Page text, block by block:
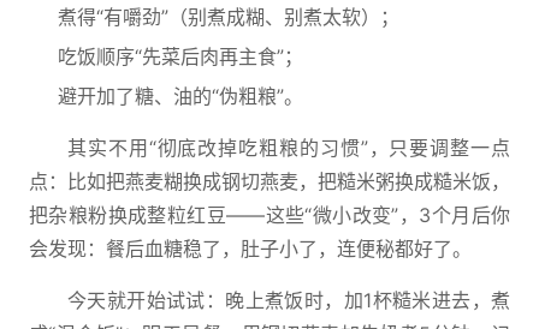
煮得“有嚼劲”（别煮成糊、别煮太软）；
吃饭顺序“先菜后肉再主食”；
避开加了糖、油的“伪粗粮”。
其实不用“彻底改掉吃粗粮的习惯”，只要调整一点
点：比如把燕麦糊换成钢切燕麦，把糙米粥换成糙米饭，
把杂粮粉换成整粒红豆——这些“微小改变”，3个月后你
会发现：餐后血糖稳了，肚子小了，连便秘都好了。
今天就开始试试：晚上煮饭时，加1杯糙米进去，煮